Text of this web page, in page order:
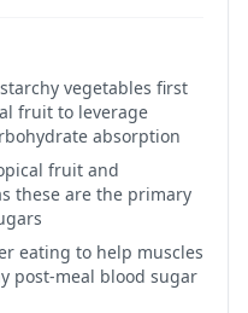
vegetables first
fruit to leverage
absorption
fruit and
these are the primary
eating to help muscles
post-meal blood sugar